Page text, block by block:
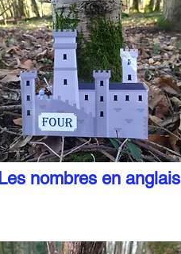
Les nombres en anglais